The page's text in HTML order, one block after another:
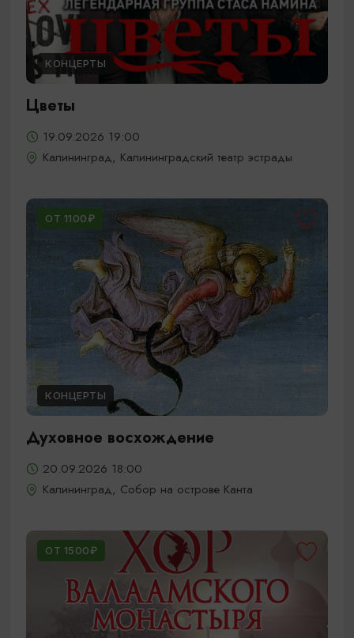
КОНЦЕРТЫ
Цветы
19.09.2026 19:00
Калининград, Калининградский театр эстрады
ОТ 1100₽
КОНЦЕРТЫ
Духовное восхождение
20.09.2026 18:00
Калининград, Собор на острове Канта
ОТ 1500₽